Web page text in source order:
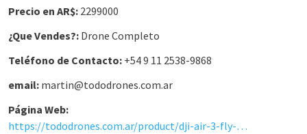
Precio en AR$: 2299000
¿Que Vendes?: Drone Completo
Teléfono de Contacto: +54 9 11 2538-9868
email: martin@tododrones.com.ar
Página Web:
https://tododrones.com.ar/product/dji-air-3-fly-more-combo-rc/